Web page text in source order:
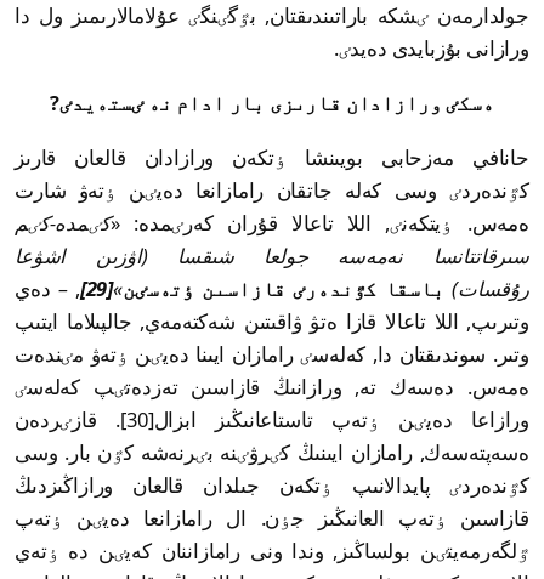
جولدارمەن ٸشكە باراتىندىقتان, بٷگٸنگٸ عۇلامالارىمىز ول دا
ورازانى بۇزبايدى دەيدٸ.
ەسكٸ ورازادان قارىزى بار ادام نە ٸستەيدٸ?
حانافي مەزحابى بويىنشا ٶتكەن ورازادان قالعان قارىز
كٷندەردٸ وسى كەلە جاتقان رامازانعا دەيٸن ٶتەۋ شارت
ەمەس. ٶيتكەنٸ, اللا تاعالا قۇران كەرٸمدە: «كٸمدە-كٸم
سىرقاتتانسا نەمەسە جولعا شىقسا (اۋزىن اشۋعا
رۇقسات) باسقا كٷندەرٸ قازاسىن ٶتەسٸن»
[29]
,
– دەي
وتىرىپ, اللا تاعالا قازا ەتۋ ۋاقىتىن شەكتەمەي, جالپىلاما ايتىپ
وتىر. سوندىقتان دا, كەلەسٸ رامازان ايىنا دەيٸن ٶتەۋ مٸندەت
ەمەس. دەسەك تە, ورازانىڭ قازاسىن تەزدەتٸپ كەلەسٸ
ورازاعا دەيٸن ٶتەپ تاستاعانىڭىز ابزال[30]. قازٸردەن
ەسەپتەسەك, رامازان ايىنىڭ كٸرۋٸنە بٸرنەشە كٷن بار. وسى
كٷندەردٸ پايدالانىپ ٶتكەن جىلدان قالعان ورازاڭىزدىڭ
قازاسىن ٶتەپ العانىڭىز جٶن. ال رامازانعا دەيٸن ٶتەپ
ٷلگەرمەيتٸن بولساڭىز, وندا ونى رامازاننان كەيٸن دە ٶتەي